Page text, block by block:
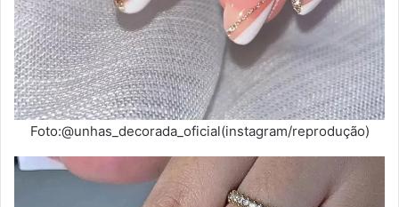
Foto:@unhas_decorada_oficial(instagram/reprodução)